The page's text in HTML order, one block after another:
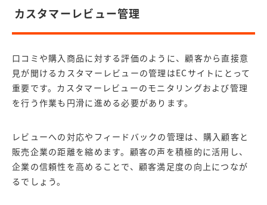
カスタマーレビュー管理
口コミや購入商品に対する評価のように、顧客から直接意
見が聞けるカスタマーレビューの管理はECサイトにとって
重要です。カスタマーレビューのモニタリングおよび管理
を行う作業も円滑に進める必要があります。
レビューへの対応やフィードバックの管理は、購入顧客と
販売企業の距離を縮めます。顧客の声を積極的に活用し、
企業の信頼性を高めることで、顧客満足度の向上につなが
るでしょう。